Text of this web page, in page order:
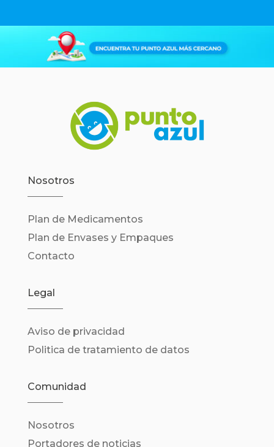
Nosotros
Plan de Medicamentos
Plan de Envases y Empaques
Contacto
Legal
Aviso de privacidad
Politica de tratamiento de datos
Comunidad
Nosotros
Portadores de noticias